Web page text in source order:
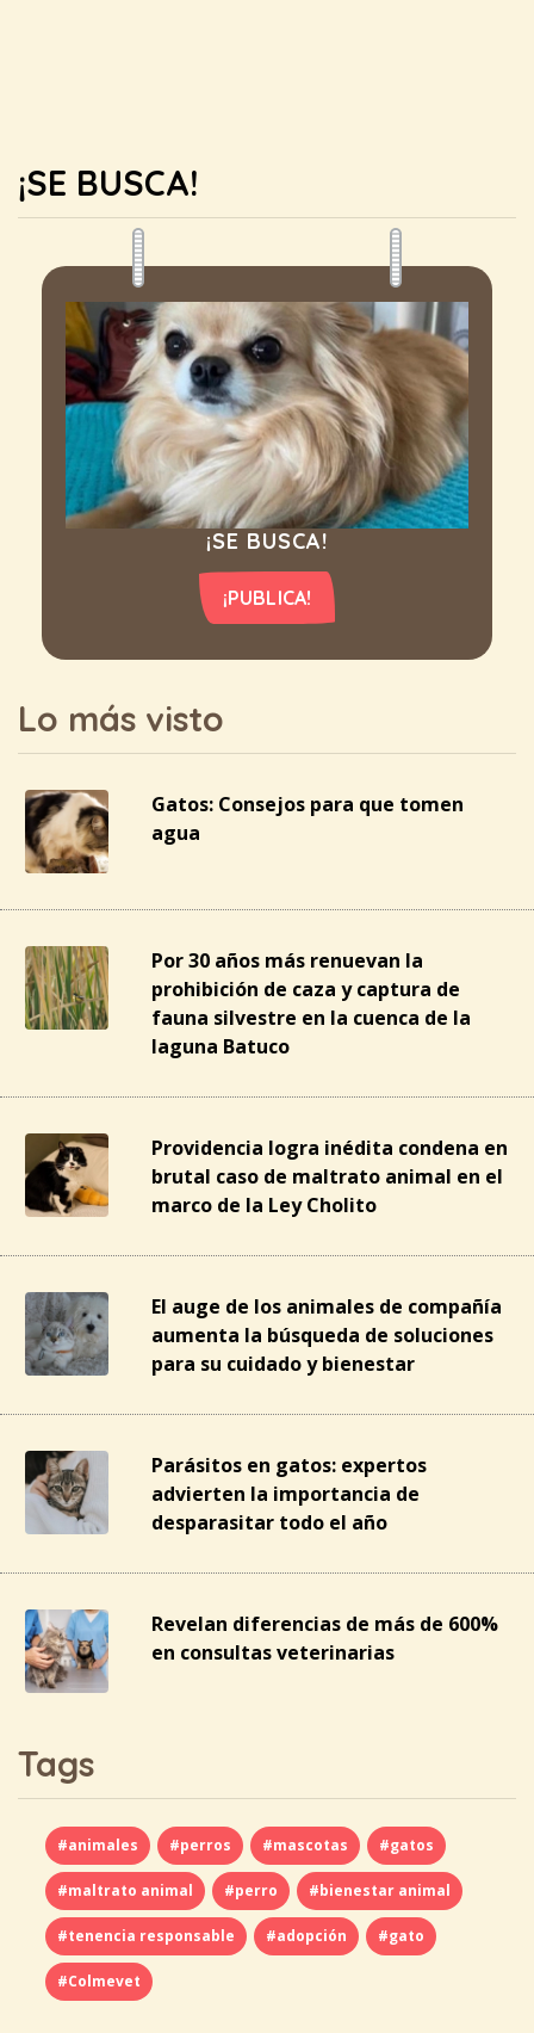
¡SE BUSCA!
¡SE BUSCA!
¡PUBLICA!
Lo más visto
Gatos: Consejos para que tomen
agua
Por 30 años más renuevan la
prohibición de caza y captura de
fauna silvestre en la cuenca de la
laguna Batuco
Providencia logra inédita condena en
brutal caso de maltrato animal en el
marco de la Ley Cholito
El auge de los animales de compañía
aumenta la búsqueda de soluciones
para su cuidado y bienestar
Parásitos en gatos: expertos
advierten la importancia de
desparasitar todo el año
Revelan diferencias de más de 600%
en consultas veterinarias
Tags
#animales #perros #mascotas #gatos
#maltrato animal #perro #bienestar animal
#tenencia responsable #adopción #gato
#Colmevet